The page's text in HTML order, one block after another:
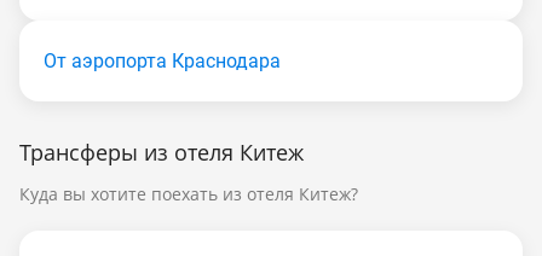
От аэропорта Краснодара
Трансферы из отеля Китеж
Куда вы хотите поехать из отеля Китеж?